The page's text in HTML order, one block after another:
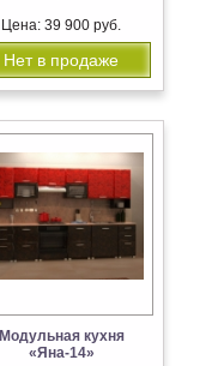
Цена: 39 900 руб.
Нет в продаже
Модульная кухня
«Яна-14»